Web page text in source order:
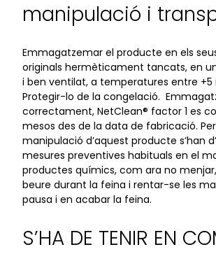
manipulació i
Emmagatzemar el producte en els
originals hermèticament tancats, en
i ben ventilat, a temperatures entre +5
Protegir-lo de la congelació.
correctament, NetClean® factor 1 es
mesos des de la data de fabricació.
manipulació d’aquest producte s’han
mesures preventives habituals en el
productes químics, com ara no
beure durant la feina i rentar-se les
pausa i en acabar la feina.
S’HA DE TENIR EN